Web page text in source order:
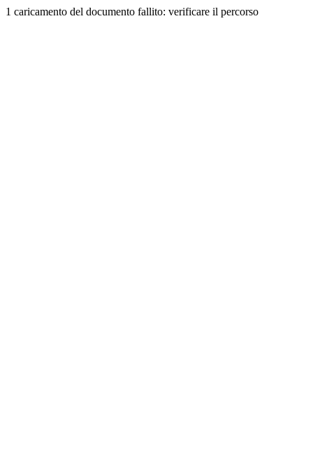
1 caricamento del documento fallito: verificare il percorso